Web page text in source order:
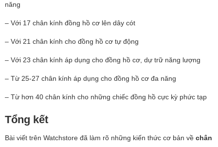
năng
– Với 17 chân kính đồng hồ cơ lên dây cót
– Với 21 chân kính cho đồng hồ cơ tự động
– Với 23 chân kính áp dụng cho đồng hồ cơ, dự trữ năng lượng
– Từ 25-27 chân kính áp dụng cho đồng hồ cơ đa năng
– Từ hơn 40 chân kính cho những chiếc đồng hồ cực kỳ phức tạp
Tổng kết
Bài viết trên Watchstore đã làm rõ những kiến thức cơ bản về chân